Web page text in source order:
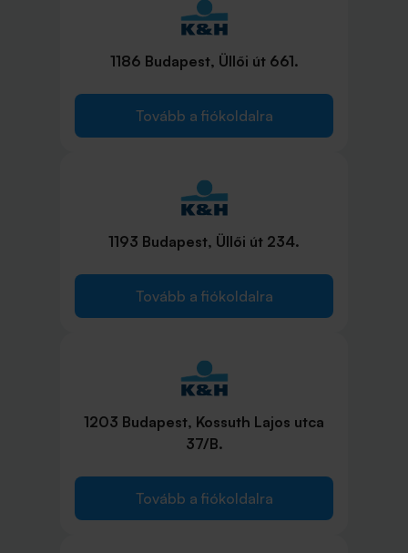
1186 Budapest, Üllői út 661.
Tovább a fiókoldalra
1193 Budapest, Üllői út 234.
Tovább a fiókoldalra
1203 Budapest, Kossuth Lajos utca
37/B.
Tovább a fiókoldalra